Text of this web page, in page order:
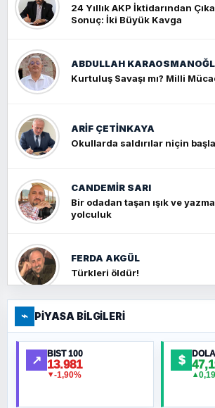
24 Yıllık AKP İktidarından
Sonuç: İki Büyük Kavga
ABDULLAH
Kurtuluş Savaşı mı? Milli
ARIF ÇETİNKAYA
Okullarda saldırılar niçin
CANDEMIR SARI
Bir odadan taşan ışık ve
yolculuk
FERDA AKGÜL
Türkleri öldür!
FERHAT BÜYÜKKALKAN
Ankara Zirvesi: NATO
Ortadoğu Haritasının Provası
⌁ PIYASA BILGILERI
↗ BIST 100
13.981
▼-1,90%
$
▲